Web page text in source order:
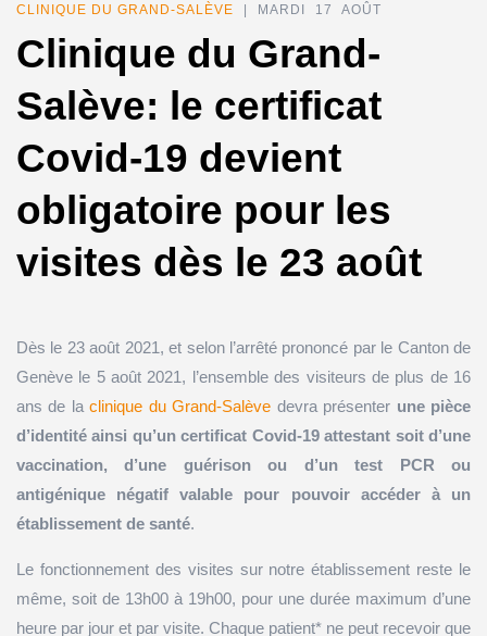
CLINIQUE DU GRAND-SALÈVE | MARDI 17 AOÛT
Clinique du Grand-
Salève: le certificat
Covid-19 devient
obligatoire pour les
visites dès le 23 août
Dès le 23 août 2021, et selon l’arrêté prononcé par le Canton de
Genève le 5 août 2021, l’ensemble des visiteurs de plus de 16
ans de laclinique du Grand-Salève devra présenter une pièce
d’identité ainsi qu’un certificat Covid-19 attestant soit d’une
vaccination, d’une guérison ou d’un test PCR ou
antigénique négatif valable pour pouvoir accéder à un
établissement de santé.
Le fonctionnement des visites sur notre établissement reste le
même, soit de 13h00 à 19h00, pour une durée maximum d’une
heure par jour et par visite. Chaque patient* ne peut recevoir que